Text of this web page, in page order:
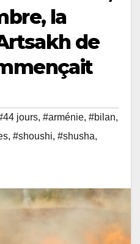
la
de
jours, #arménie, #bilan,
, #shoushi, #shusha,